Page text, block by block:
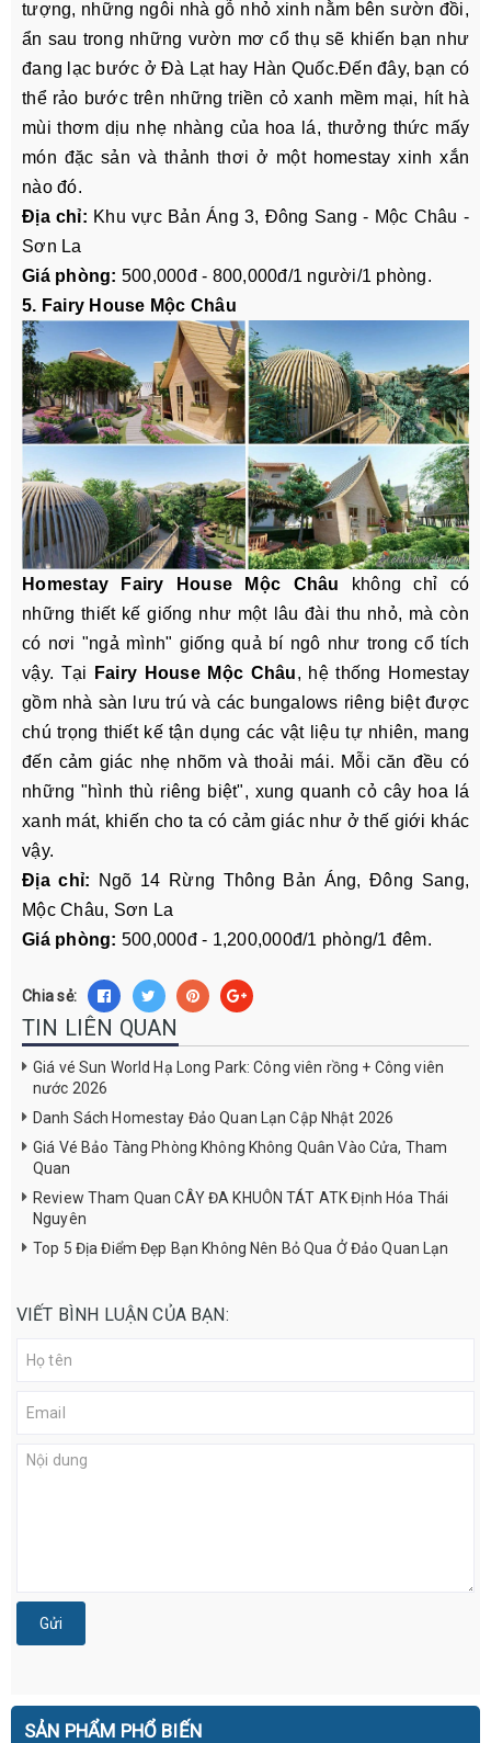
tượng, những ngôi nhà gỗ nhỏ xinh nằm bên sườn đồi,
ẩn sau trong những vườn mơ cổ thụ sẽ khiến bạn như
đang lạc bước ở Đà Lạt hay Hàn Quốc.Đến đây, bạn có
thể rảo bước trên những triền cỏ xanh mềm mại, hít hà
mùi thơm dịu nhẹ nhàng của hoa lá, thưởng thức mấy
món đặc sản và thảnh thơi ở một homestay xinh xắn
nào đó.
Địa chỉ: Khu vực Bản Áng 3, Đông Sang - Mộc Châu -
Sơn La
Giá phòng: 500,000đ - 800,000đ/1 người/1 phòng.
5. Fairy House Mộc Châu
Homestay Fairy House Mộc Châu không chỉ có
những thiết kế giống như một lâu đài thu nhỏ, mà còn
có nơi "ngả mình" giống quả bí ngô như trong cổ tích
vậy. Tại Fairy House Mộc Châu, hệ thống Homestay
gồm nhà sàn lưu trú và các bungalows riêng biệt được
chú trọng thiết kế tận dụng các vật liệu tự nhiên, mang
đến cảm giác nhẹ nhõm và thoải mái. Mỗi căn đều có
những "hình thù riêng biệt", xung quanh cỏ cây hoa lá
xanh mát, khiến cho ta có cảm giác như ở thế giới khác
vậy.
Địa chỉ:
Ngõ 14 Rừng Thông Bản Áng, Đông Sang,
Mộc Châu, Sơn La
Giá phòng: 500,000đ - 1,200,000đ/1 phòng/1 đêm.
Chia sẻ:
TIN LIÊN QUAN
Giá vé Sun World Hạ Long Park: Công viên rồng + Công viên
nước 2026
Danh Sách Homestay Đảo Quan Lạn Cập Nhật 2026
Giá Vé Bảo Tàng Phòng Không Không Quân Vào Cửa, Tham
Quan
Review Tham Quan CÂY ĐA KHUÔN TÁT ATK Định Hóa Thái
Nguyên
Top 5 Địa Điểm Đẹp Bạn Không Nên Bỏ Qua Ở Đảo Quan Lạn
VIẾT BÌNH LUẬN CỦA BẠN:
Gửi
SẢN PHẨM PHỔ BIẾN